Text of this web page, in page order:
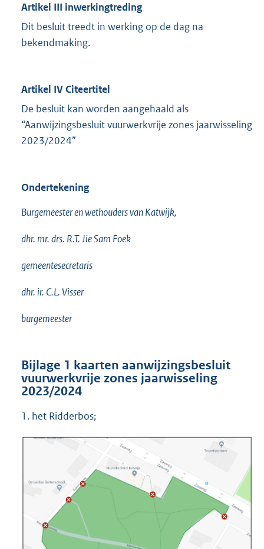
Artikel III inwerkingtreding
Dit besluit treedt in werking op de dag na
bekendmaking.
Artikel IV Citeertitel
De besluit kan worden aangehaald als
“Aanwijzingsbesluit vuurwerkvrije zones jaarwisseling
2023/2024”
Ondertekening
Burgemeester en wethouders van Katwijk,
dhr. mr. drs. R.T. Jie Sam Foek
gemeentesecretaris
dhr. ir. C.L. Visser
burgemeester
Bijlage 1 kaarten aanwijzingsbesluit
vuurwerkvrije zones jaarwisseling
2023/2024
1. het Ridderbos;